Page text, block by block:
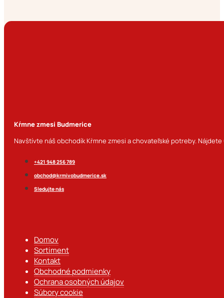
Kŕmne zmesi Budmerice
Navštívte náš obchodík Kŕmne zmesi a chovateľské potreby.
+421 948 256 789
obchod@krmivobudmerice.sk
Sledujte nás
Domov
Sortiment
Kontakt
Obchodné podmienky
Ochrana osobných údajov
Súbory cookie